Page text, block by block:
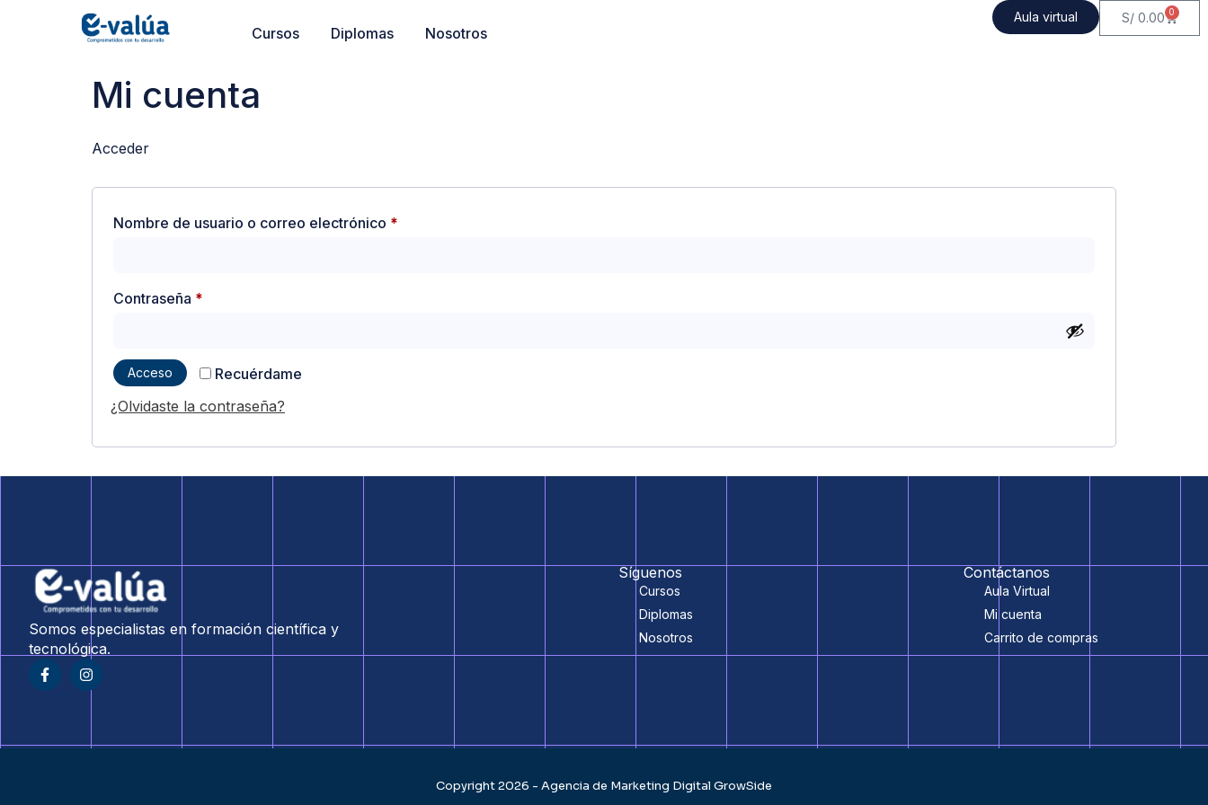
Cursos Diplomas Nosotros
Aula virtual S/0.00 0
Mi cuenta
Acceder
Nombre de usuario o correo electrónico *
Contraseña *
Recuérdame
Acceso
¿Olvidaste la contraseña?
Somos especialistas en formación científica y
tecnológica.
Síguenos
Cursos
Diplomas
Nosotros
Contáctanos
Aula Virtual
Mi cuenta
Carrito de compras
Copyright 2026 - Agencia de Marketing Digital GrowSide